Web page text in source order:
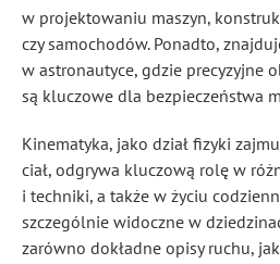
w projektowaniu maszyn,
czy samochodów. Ponadto,
w astronautyce, gdzie precyzyjne
są kluczowe dla bezpieczeństwa
Kinematyka, jako dział fizyki
ciał, odgrywa kluczową rolę w
i techniki, a także w życiu
szczególnie widoczne w
zarówno dokładne opisy ruchu,